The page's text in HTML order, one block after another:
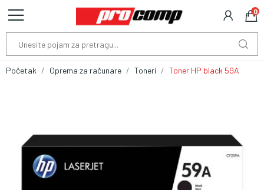
0
Početak Oprema za računare Toneri Toner HP black 59A